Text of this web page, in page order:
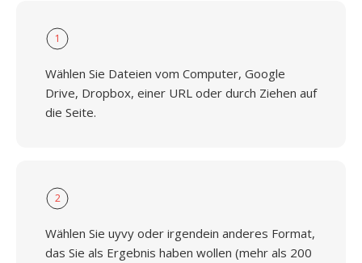
1
Wählen Sie Dateien vom Computer, Google
Drive, Dropbox, einer URL oder durch Ziehen auf
die Seite.
2
Wählen Sie uyvy oder irgendein anderes Format,
das Sie als Ergebnis haben wollen (mehr als 200